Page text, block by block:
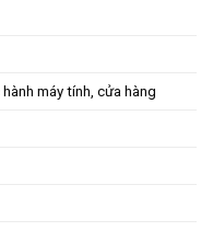
máy tính, cửa hàng